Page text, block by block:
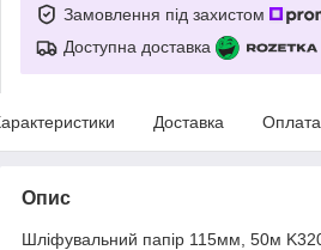
Замовлення під захистом
Доступна доставка
Доставка Оплата
Опис
Шліфувальний папір 115мм, 50м